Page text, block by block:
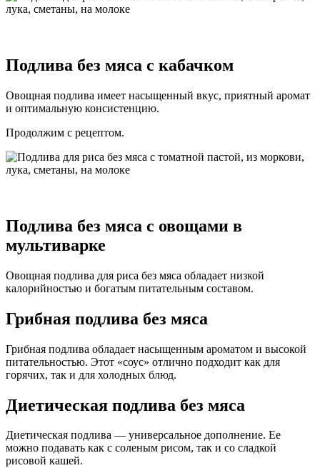
Подлива без мяса с кабачком
Овощная подлива имеет насыщенный вкус, приятный аромат
и оптимальную консистенцию.
Продолжим с рецептом.
Подлива без мяса с овощами в
мультиварке
Овощная подлива для риса без мяса обладает низкой
калорийностью и богатым питательным составом.
Грибная подлива без мяса
Грибная подлива обладает насыщенным ароматом и высокой
питательностью. Этот «соус» отлично подходит как для
горячих, так и для холодных блюд.
Диетическая подлива без мяса
Диетическая подлива — универсальное дополнение. Ее
можно подавать как с соленым рисом, так и со сладкой
рисовой кашей.